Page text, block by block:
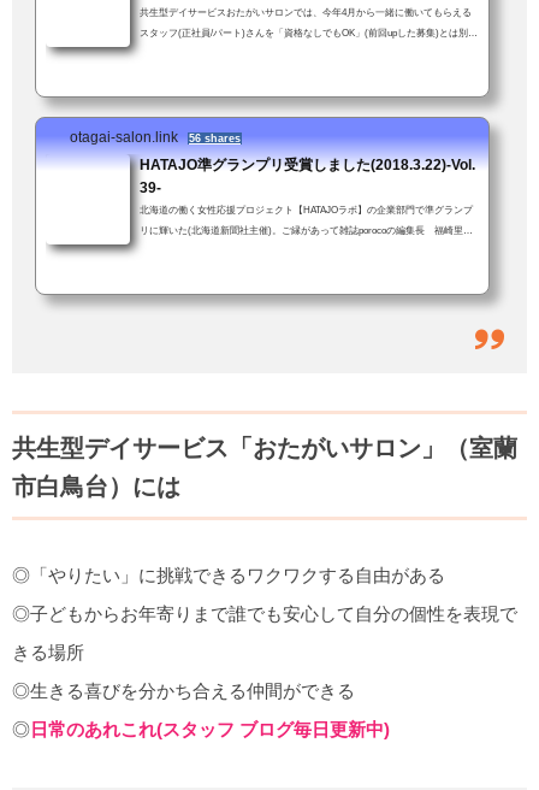
共生型デイサービスおたがいサロンでは、今年4月から一緒に働いてもらえる
スタッフ(正社員/パート)さんを「資格なしでもOK」(前回upした募集)とは別に
てて送迎業務に支障がないこと。子育て中の方も安心。お子さん連れて来ての
勤務も可！(いや、むしろ大歓迎！)「スタッフ募集のお知らせ」ではあります
が、「おたがいサロンってこんなとこだよ」という話でもあります(前回より
ちょっと...
otagai-salon.link 56 shares
HATAJO準グランプリ受賞しました(2018.3.22)-Vol.
39-
北海道の働く女性応援プロジェクト【HATAJOラボ】の企業部門で準グランプ
リに輝いた(北海道新聞社主催)。ご縁があって雑誌porocoの編集長 福崎里美
結果を伝えると、職員も一緒に大喜び。おたがいサロンでは当たり前のこと
ない。特別な何かをやってるという実感もない。きっと、他の会社も同じよう
共生型デイサービス「おたがいサロン」（室蘭
市白鳥台）には
◎「やりたい」に挑戦できるワクワクする自由がある
◎子どもからお年寄りまで誰でも安心して自分の個性を表現で
きる場所
◎生きる喜びを分かち合える仲間ができる
◎ 日常のあれこれ(スタッフ ブログ毎日更新中)